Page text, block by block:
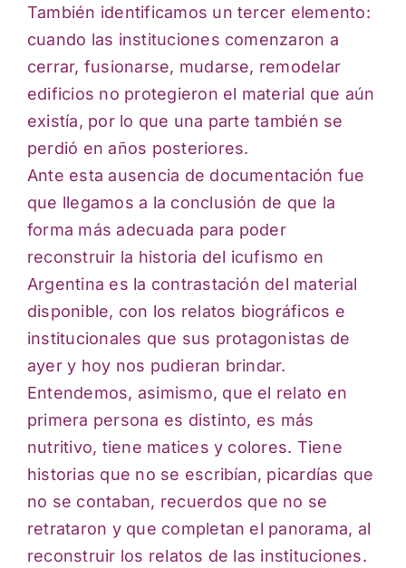
También identificamos un tercer elemento:
cuando las instituciones comenzaron a
cerrar, fusionarse, mudarse, remodelar
edificios no protegieron el material que aún
existía, por lo que una parte también se
perdió en años posteriores.
Ante esta ausencia de documentación fue
que llegamos a la conclusión de que la
forma más adecuada para poder
reconstruir la historia del icufismo en
Argentina es la contrastación del material
disponible, con los relatos biográficos e
institucionales que sus protagonistas de
ayer y hoy nos pudieran brindar.
Entendemos, asimismo, que el relato en
primera persona es distinto, es más
nutritivo, tiene matices y colores. Tiene
historias que no se escribían, picardías que
no se contaban, recuerdos que no se
retrataron y que completan el panorama, al
reconstruir los relatos de las instituciones.